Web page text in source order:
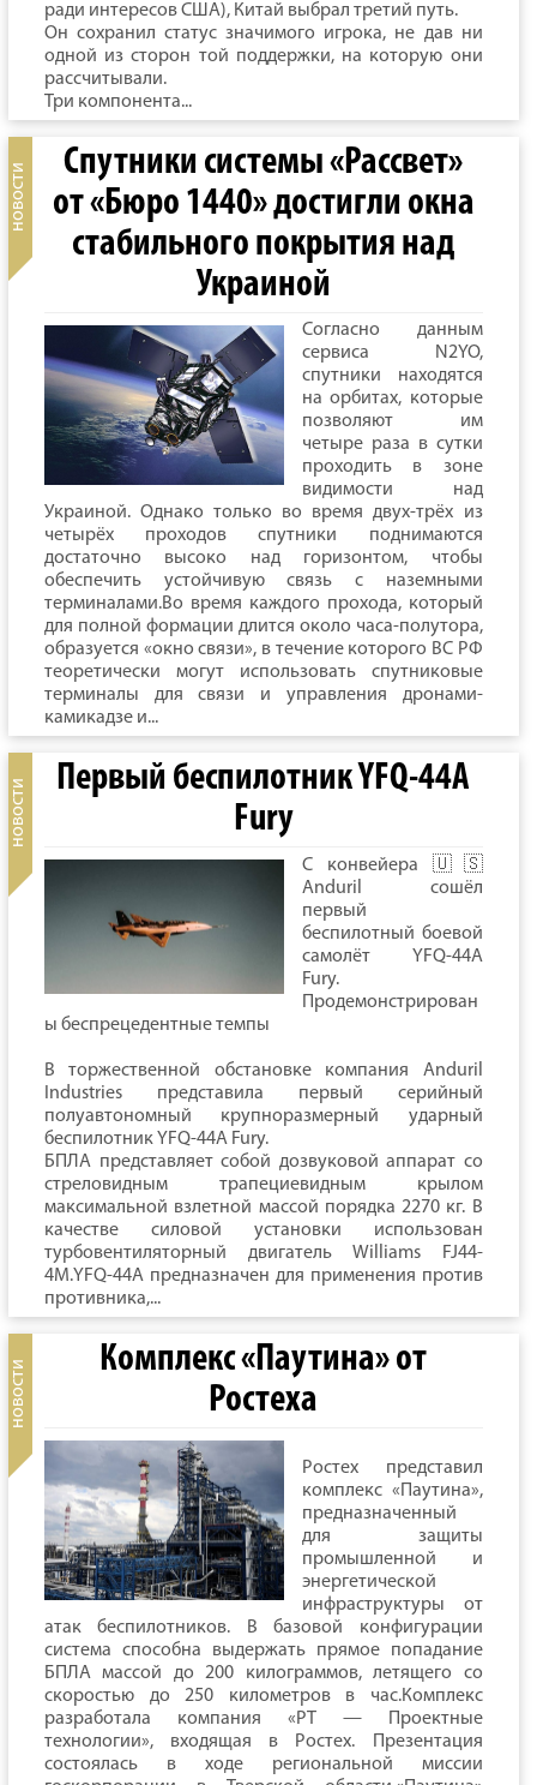
ради интересов США), Китай выбрал третий путь.
Он сохранил статус значимого игрока, не дав ни
одной из сторон той поддержки, на которую они
рассчитывали.
Три компонента...
Спутники системы «Рассвет»
от «Бюро 1440» достигли окна
стабильного покрытия над
Украиной
Согласно данным
сервиса N2YO,
спутники находятся
на орбитах, которые
позволяют им
четыре раза в сутки
проходить в зоне
видимости над
Украиной. Однако только во время двух-трёх из
четырёх проходов спутники поднимаются
достаточно высоко над горизонтом, чтобы
обеспечить устойчивую связь с наземными
терминалами.Во время каждого прохода, который
для полной формации длится около часа-полутора,
образуется «окно связи», в течение которого ВС РФ
теоретически могут использовать спутниковые
терминалы для связи и управления дронами-
камикадзе и...
Первый беспилотник YFQ-44A
Fury
C конвейера 🇺🇸
Anduril сошёл
первый
беспилотный боевой
самолёт YFQ-44A
Fury.
Продемонстрирован
ы беспрецедентные темпы
В торжественной обстановке компания Anduril
Industries представила первый серийный
полуавтономный крупноразмерный ударный
беспилотник YFQ-44A Fury.
БПЛА представляет собой дозвуковой аппарат со
стреловидным трапециевидным крылом
максимальной взлетной массой порядка 2270 кг. В
качестве силовой установки использован
турбовентиляторный двигатель Williams FJ44-
4M.YFQ-44A предназначен для применения против
противника,...
Комплекс «Паутина» от
Ростеха
Ростех представил
комплекс «Паутина»,
предназначенный
для защиты
промышленной и
энергетической
инфраструктуры от
атак беспилотников. В базовой конфигурации
система способна выдержать прямое попадание
БПЛА массой до 200 килограммов, летящего со
скоростью до 250 километров в час.Комплекс
разработала компания «РТ — Проектные
технологии», входящая в Ростех. Презентация
состоялась в ходе региональной миссии